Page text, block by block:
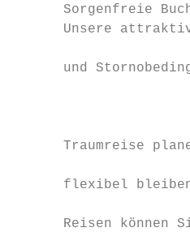
Sorgenfreie
Unsere
und
Traumreise
flexibel
Reisen können